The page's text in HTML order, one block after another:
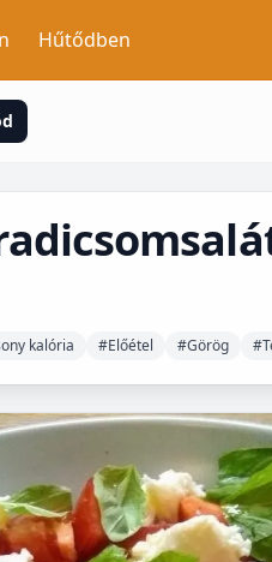
Hűtődben
kalória #Előétel #Görög